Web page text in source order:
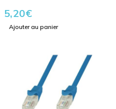
5,20€
Ajouter au panier